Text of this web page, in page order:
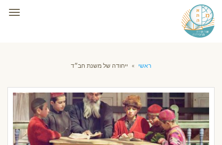
ראשי » ייחודה של משנת חב״ד